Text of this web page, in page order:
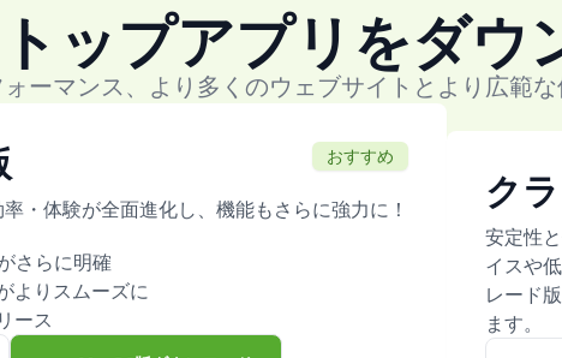
ップアプリをダウ
ーマンス、より多くのウェブサイトとより広範
おすすめ
・体験が全面進化し、機能もさらに強力に！
さらに明確
よりスムーズに
ース
ク
安定性
イスや
レード
ます。